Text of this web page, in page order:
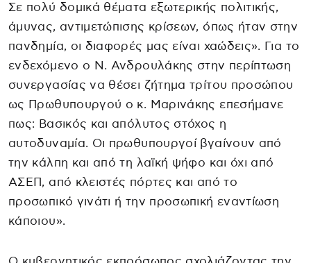
Σε πολύ δομικά θέματα εξωτερικής πολιτικής,
άμυνας, αντιμετώπισης κρίσεων, όπως ήταν στην
πανδημία, οι διαφορές μας είναι χαώδεις». Για το
ενδεχόμενο ο Ν. Ανδρουλάκης στην περίπτωση
συνεργασίας να θέσει ζήτημα τρίτου προσώπου
ως Πρωθυπουργού ο κ. Μαρινάκης επεσήμανε
πως: Βασικός και απόλυτος στόχος η
αυτοδυναμία. Οι πρωθυπουργοί βγαίνουν από
την κάλπη και από τη λαϊκή ψήφο και όχι από
ΑΣΕΠ, από κλειστές πόρτες και από το
προσωπικό γινάτι ή την προσωπική εναντίωση
κάποιου».